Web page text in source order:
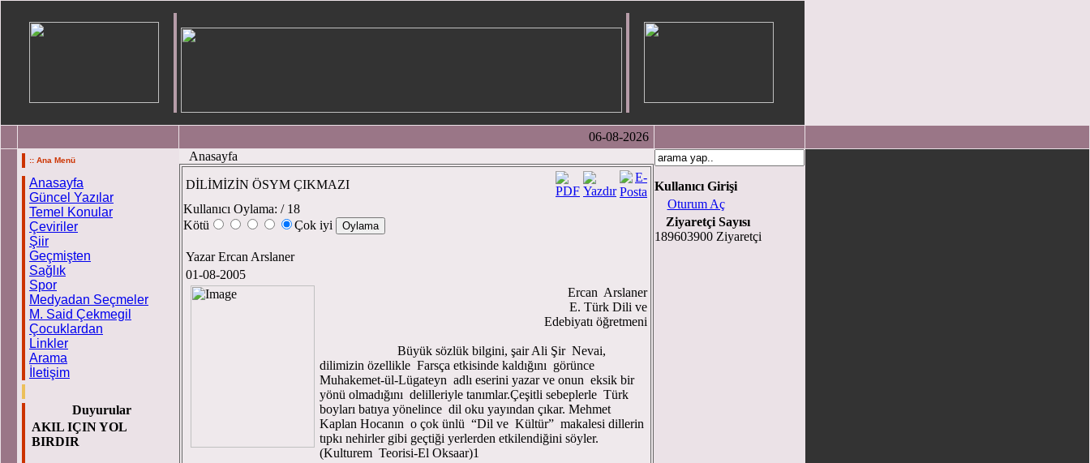
06-08-2026
:: Ana Menü
Anasayfa
Güncel Yazılar
Temel Konular
Çeviriler
Şiir
Geçmişten
Sağlık
Spor
Medyadan Seçmeler
M. Said Çekmegil
Çocuklardan
Linkler
Arama
İletişim
Duyurular
AKIL IÇIN YOL
BIRDIR
Anasayfa
DİLİMİZİN ÖSYM ÇIKMAZI
Kullanıcı Oylama: / 18
Kötü
Çok iyi
Yazar Ercan Arslaner
01-08-2005
Ercan Arslaner
E. Türk Dili ve
Edebiyatı öğretmeni
Büyük sözlük bilgini, şair Ali Şir Nevai,
dilimizin özellikle Farsça etkisinde kaldığını görünce
Muhakemet-ül-Lügateyn adlı eserini yazar ve onun eksik bir
yönü olmadığını delilleriyle tanımlar.Çeşitli sebeplerle Türk
boyları batıya yönelince dil oku yayından çıkar. Mehmet
Kaplan Hocanın o çok ünlü “Dil ve Kültür” makalesi dillerin
tıpkı nehirler gibi geçtiği yerlerden etkilendiğini söyler.
(Kulturem Teorisi-El Oksaar)1
Kullanıcı Girişi
Oturum Aç
Ziyaretçi Sayısı
189603900 Ziyaretçi